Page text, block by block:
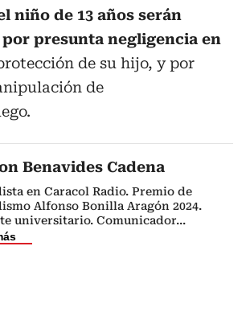
niño de 13 años serán
presunta negligencia en
de su hijo, y por
de
Benavides Cadena
en Caracol Radio. Premio de
Alfonso Bonilla Aragón 2024.
universitario. Comunicador...